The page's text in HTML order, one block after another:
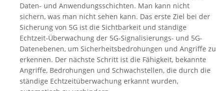
Daten- und Anwendungsschichten. Man kann nicht
sichern, was man nicht sehen kann. Das erste Ziel bei der
Sicherung von 5G ist die Sichtbarkeit und ständige
Echtzeit-Überwachung der 5G-Signalisierungs- und 5G-
Datenebenen, um Sicherheitsbedrohungen und Angriffe zu
erkennen. Der nächste Schritt ist die Fähigkeit, bekannte
Angriffe, Bedrohungen und Schwachstellen, die durch die
ständige Echtzeitüberwachung erkannt wurden,